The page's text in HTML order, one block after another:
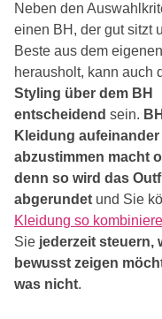
Neben den
einen BH, der gut sitzt
Beste aus dem
herausholt, kann auch
Styling über dem BH
entscheidend sein.
Kleidung aufeinander
abzustimmen macht
denn so wird das
abgerundet und Sie
Kleidung so
Sie jederzeit steuern,
bewusst zeigen
was nicht.